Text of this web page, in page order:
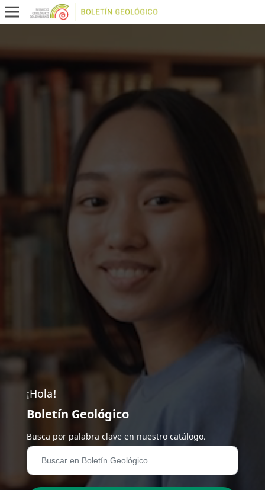
¡Hola!
Boletín Geológico
Busca por palabra clave en nuestro catálogo.